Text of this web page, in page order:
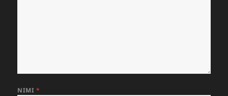
NIMI *